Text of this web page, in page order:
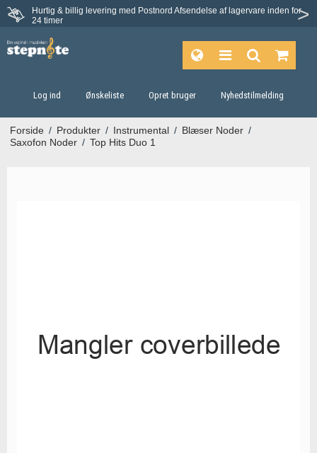
Hurtig & billig levering med Postnord Afsendelse af lagervare inden for
24 timer
Fortrydelsesret på 30 dage
Log ind Ønskeliste Opret bruger Nyhedstilmelding
Forside / Produkter / Instrumental / Blæser Noder /
Saxofon Noder / Top Hits Duo 1